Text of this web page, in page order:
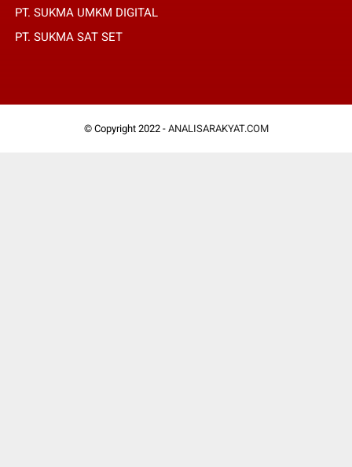
PT. SUKMA UMKM DIGITAL
PT. SUKMA SAT SET
© Copyright 2022 - ANALISARAKYAT.COM